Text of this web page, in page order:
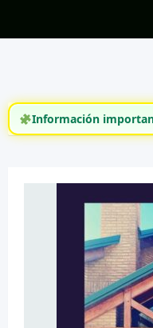
Información